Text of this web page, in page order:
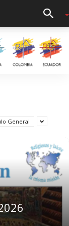
General